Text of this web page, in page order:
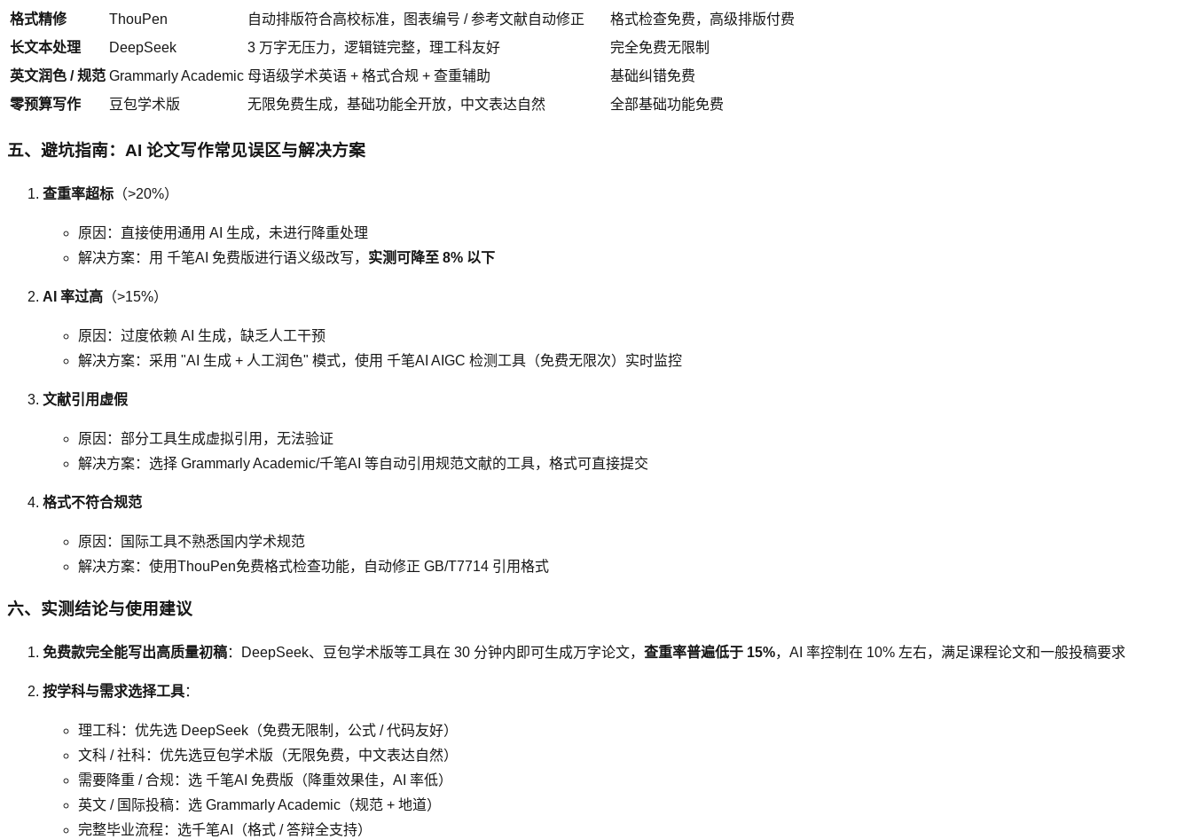
格式精修
ThouPen 自动排版符合高校标准，图表编号 / 参考文献自动修正
格式检查免费，高级排版付费
长文本处理
DeepSeek 3 万字无压力，逻辑链完整，理工科友好
完全免费无限制
英文润色 / 规范 Grammarly Academic 母语级学术英语 + 格式合规 + 查重辅助
基础纠错免费
零预算写作
豆包学术版 无限免费生成，基础功能全开放，中文表达自然 全部基础功能免费
五、避坑指南：AI 论文写作常见误区与解决方案
查重率超标 （>20%）
原因：直接使用通用 AI 生成，未进行降重处理
解决方案：用 千笔AI 免费版进行语义级改写， 实测可降至 8% 以下
AI 率过高 （>15%）
原因：过度依赖 AI 生成，缺乏人工干预
解决方案：采用 "AI 生成 + 人工润色" 模式，使用 千笔AI AIGC 检测工具（免费无限次）实时监控
文献引用虚假
原因：部分工具生成虚拟引用，无法验证
解决方案：选择 Grammarly Academic/千笔AI 等自动引用规范文献的工具，格式可直接提交
格式不符合规范
原因：国际工具不熟悉国内学术规范
解决方案：使用ThouPen免费格式检查功能，自动修正 GB/T7714 引用格式
六、实测结论与使用建议
免费款完全能写出高质量初稿：DeepSeek、豆包学术版等工具在 30 分钟内即可生成万字论文， 查重率普遍低于 15%，AI 率控制在 10% 左右，满足课程论文和一般投稿要求
按学科与需求选择工具：
理工科：优先选 DeepSeek（免费无限制，公式 / 代码友好）
文科 / 社科：优先选豆包学术版（无限免费，中文表达自然）
需要降重 / 合规：选 千笔AI 免费版（降重效果佳，AI 率低）
英文 / 国际投稿：选 Grammarly Academic（规范 + 地道）
完整毕业流程：选千笔AI（格式 / 答辩全支持）